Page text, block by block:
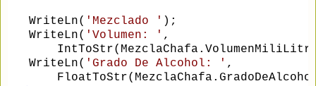
   WriteLn(
' Mezclado ' );
   WriteLn(
' Volumen: ' ,
   WriteLn(
' Grado De Alcohol: ' ,